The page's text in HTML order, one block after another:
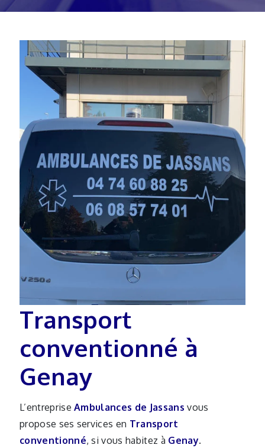
Transport
conventionné à
Genay
L’entrepriseAmbulances de Jassans vous
propose ses services en Transport
conventionné, si vous habitez à Genay.